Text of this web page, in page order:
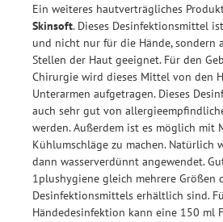
Ein weiteres hautverträgliches
Skinsoft. Dieses Desinfektionsmittel
und nicht nur für die Hände, sondern
Stellen der Haut geeignet. Für den
Chirurgie wird dieses Mittel von den
Unterarmen aufgetragen. Dieses
auch sehr gut von
werden. Außerdem ist es möglich mit
Kühlumschläge zu machen. Natürlich
dann wasserverdünnt angewendet.
1plushygiene gleich mehrere Größen
Desinfektionsmittels erhältlich sind.
Händedesinfektion kann eine 150 ml